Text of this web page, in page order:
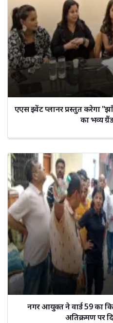
एएस इवेंट प्लानर प्रस्तुत करेगा
का भव्य
नगर आयुक्त ने वार्ड 59 का
अतिक्रमण पर